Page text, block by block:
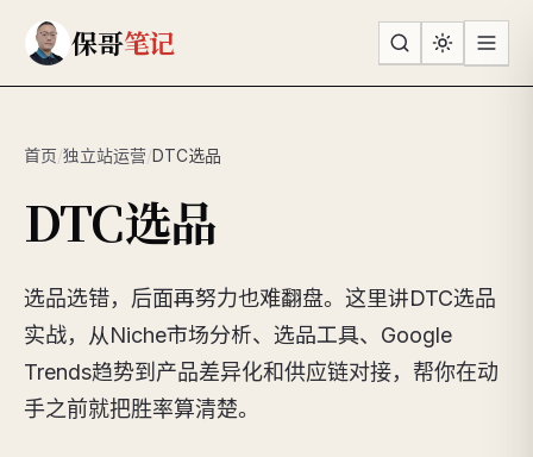
保哥笔记
首页/独立站运营/DTC选品
DTC选品
选品选错，后面再努力也难翻盘。这里讲DTC选品
实战，从Niche市场分析、选品工具、Google
Trends趋势到产品差异化和供应链对接，帮你在动
手之前就把胜率算清楚。